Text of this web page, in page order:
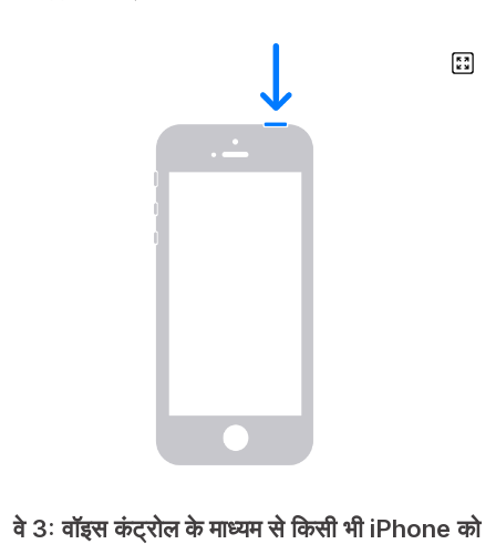
वे 3: वॉइस कंट्रोल के माध्यम से किसी भी iPhone को